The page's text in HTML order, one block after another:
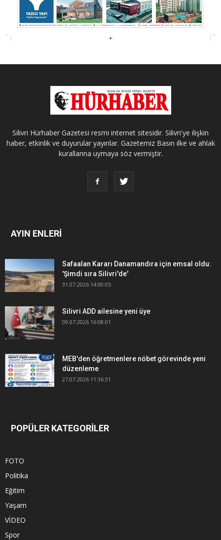
Silivri Hürhaber Gazetesi resmi internet sitesidir. Silivri'ye ilişkin
haber, etkinlik ve duyurular yayınlar. Gazetemiz Basın ilke ve ahlak
kurallarına uymaya söz vermiştir.
AYIN ENLERİ
Safaalan Kararı Danamandıra için emsal oldu:
'Şimdi sıra Silivri'de'
31.07.2026 14:00:05
Silivri ADD ailesine yeni üye
09.07.2026 16:08:01
MEB'den öğretmenlere nöbet görevinde yeni
düzenleme
27.07.2026 11:36:31
POPÜLER KATEGORİLER
FOTO
Politika
Eğitim
Yaşam
VİDEO
Spor